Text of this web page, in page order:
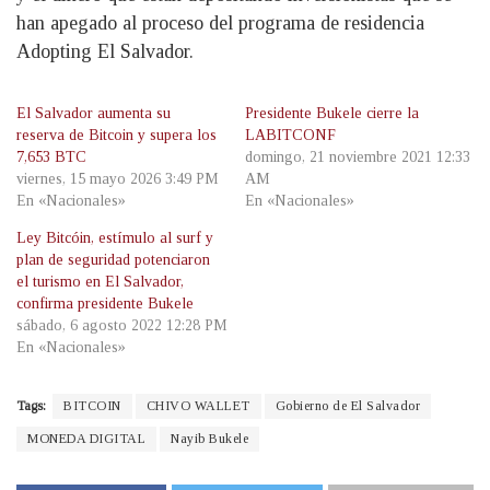
han apegado al proceso del programa de residencia
Adopting El Salvador.
El Salvador aumenta su
reserva de Bitcoin y supera los
7,653 BTC
viernes, 15 mayo 2026 3:49 PM
En «Nacionales»
Presidente Bukele cierre la
LABITCONF
domingo, 21 noviembre 2021 12:33
AM
En «Nacionales»
Ley Bitcóin, estímulo al surf y
plan de seguridad potenciaron
el turismo en El Salvador,
confirma presidente Bukele
sábado, 6 agosto 2022 12:28 PM
En «Nacionales»
Tags: BITCOIN CHIVO WALLET Gobierno de El Salvador
MONEDA DIGITAL Nayib Bukele